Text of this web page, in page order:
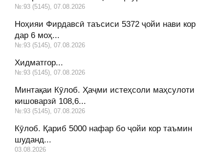
№:93 (5145), 07.08.2026
Ноҳияи Фирдавсӣ таъсиси 5372 ҷойи нави кор
дар 6 моҳ...
№:93 (5145), 07.08.2026
Хидматгор...
№:93 (5145), 07.08.2026
Минтақаи Кӯлоб. Ҳаҷми истеҳсоли маҳсулоти
кишоварзӣ 108,6...
№:93 (5145), 07.08.2026
Кӯлоб. Қариб 5000 нафар бо ҷойи кор таъмин
шуданд...
03.08.2026